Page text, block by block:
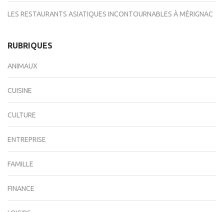
LES RESTAURANTS ASIATIQUES INCONTOURNABLES À MÉRIGNAC
RUBRIQUES
ANIMAUX
CUISINE
CULTURE
ENTREPRISE
FAMILLE
FINANCE